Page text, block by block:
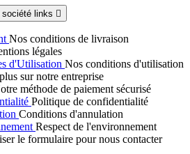
société links 
Nos conditions de livraison
légales
d'Utilisation Nos conditions d'utilisation
sur notre entreprise
méthode de paiement sécurisé
Politique de confidentialité
Conditions d'annulation
Respect de l'environnement
le formulaire pour nous contacter